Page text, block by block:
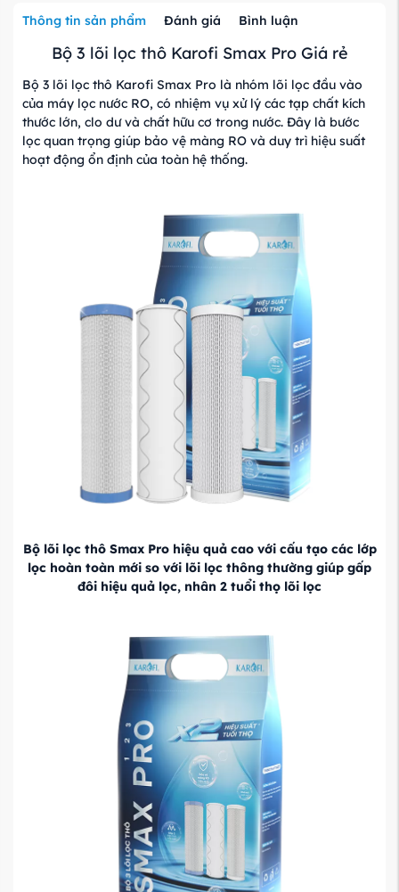
Thông tin sản phẩm Đánh giá Bình luận
Bộ 3 lõi lọc thô Karofi Smax Pro Giá rẻ
Bộ 3 lõi lọc thô Karofi Smax Pro là nhóm lõi lọc đầu vào
của máy lọc nước RO, có nhiệm vụ xử lý các tạp chất kích
thước lớn, clo dư và chất hữu cơ trong nước. Đây là bước
lọc quan trọng giúp bảo vệ màng RO và duy trì hiệu suất
hoạt động ổn định của toàn hệ thống.
Bộ lõi lọc thô Smax Pro hiệu quả cao với cấu tạo các lớp
lọc hoàn toàn mới so với lõi lọc thông thường giúp gấp
đôi hiệu quả lọc, nhân 2 tuổi thọ lõi lọc